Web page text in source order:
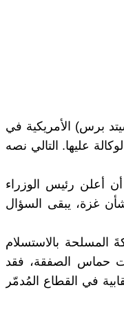
برس) الأمريكية في
عليها. التالي نصه
برس) 30 أيلول / سيبتمبر 2025 : بعد أن أعلن رئيس الوزراء
غزة، يبقى السؤال
المسلحة بالاستسلام
حماس الصفقة، فقد
في القطاع المُدمّر